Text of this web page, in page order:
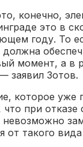
конечно,
это в
году. То
момент, а в
заявил Зотов.
которое уже
при
от такого